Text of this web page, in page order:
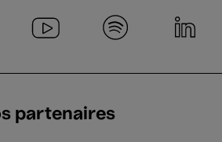
partenaires